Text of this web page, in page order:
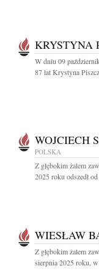
KRYSTYNA
W dniu 09
87 lat Krystyna
WOJCIECH
POLSKA
Z głębokim żalem
2025 roku odszedł
WIESŁAW
Z głębokim żalem
sierpnia 2025 roku,